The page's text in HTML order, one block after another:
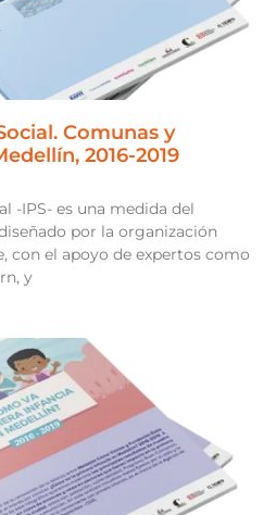
Comunas y
2016-2019
-IPS- es una medida del
por la organización
con el apoyo de expertos como
y